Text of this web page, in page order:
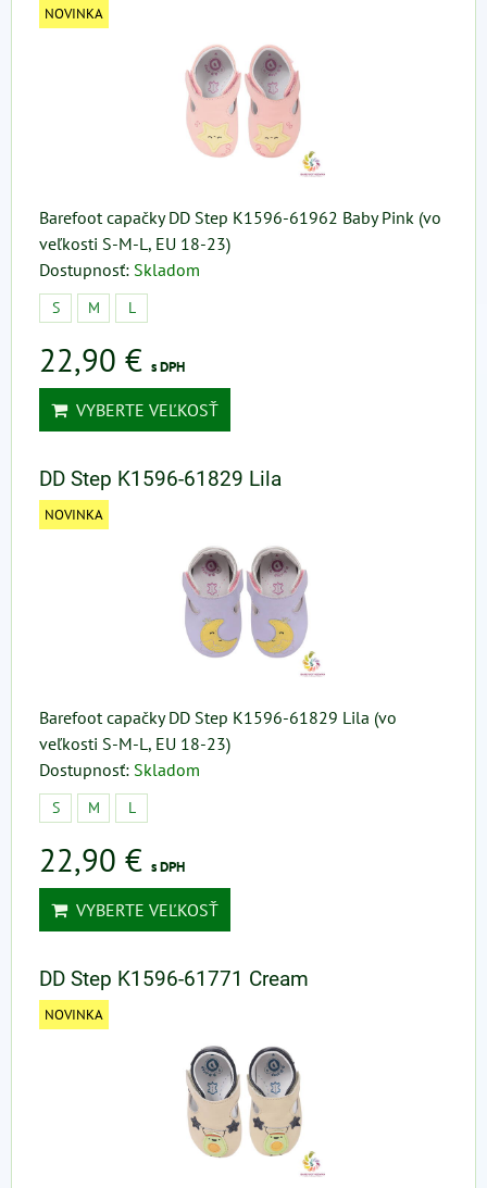
NOVINKA
Barefoot capačky DD Step K1596-61962 Baby Pink (vo
veľkosti S-M-L, EU 18-23)
Dostupnosť: Skladom
S M L
22,90 € s DPH
VYBERTE VEĽKOSŤ
DD Step K1596-61829 Lila
NOVINKA
Barefoot capačky DD Step K1596-61829 Lila (vo
veľkosti S-M-L, EU 18-23)
Dostupnosť: Skladom
S M L
22,90 € s DPH
VYBERTE VEĽKOSŤ
DD Step K1596-61771 Cream
NOVINKA